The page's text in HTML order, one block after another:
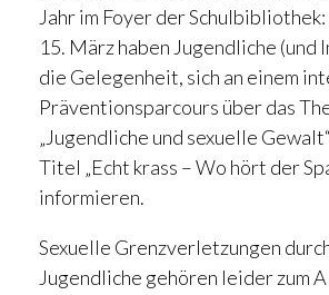
Jahr im Foyer der Schulbibliothek:
15. März haben Jugendliche
die Gelegenheit, sich an einem
Präventionsparcours über das
„Jugendliche und sexuelle
Titel „Echt krass – Wo hört der
informieren.
Sexuelle Grenzverletzungen
Jugendliche gehören leider zum